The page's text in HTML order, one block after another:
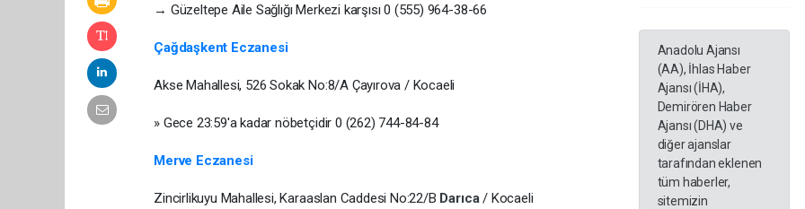
→ Güzeltepe Aile Sağlığı Merkezi karşısı 0 (555) 964-38-66
Çağdaşkent Eczanesi
Akse Mahallesi, 526 Sokak No:8/A Çayırova / Kocaeli
» Gece 23:59'a kadar nöbetçidir 0 (262) 744-84-84
Merve Eczanesi
Zincirlikuyu Mahallesi, Karaaslan Caddesi No:22/B Darıca / Kocaeli
Anadolu Ajansı
(AA), İhlas Haber
Ajansı (İHA),
Demirören Haber
Ajansı (DHA) ve
diğer ajanslar
tarafından eklenen
tüm haberler,
sitemizin